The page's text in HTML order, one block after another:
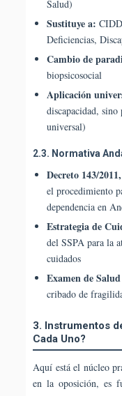
Salud)
Sustituye a:
Deficiencias,
Cambio de
biopsicosocial
Aplicación
discapacidad,
universal)
2.3. Normativa
Decreto 143/
el procedimiento
dependencia en
Estrategia de
del SSPA para la
cuidados
Examen de
cribado de
3. Instrumentos
Cada Uno?
Aquí está el núcleo
en la oposición, es